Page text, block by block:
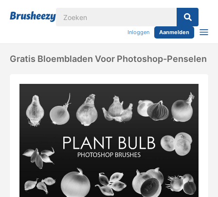
Inloggen Aanmelden
Gratis Bloembladen Voor Photoshop-Penselen